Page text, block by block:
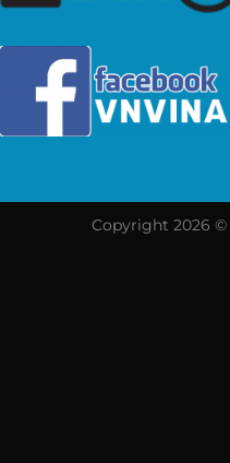
Copyright 2026 ©